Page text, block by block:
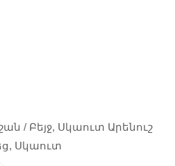
/ Բեյջ, Սկաուտ Արենուշ
, Սկաուտ